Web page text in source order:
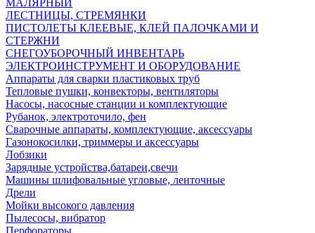
МАЛЯРНЫЙ
ЛЕСТНИЦЫ, СТРЕМЯНКИ
ПИСТОЛЕТЫ КЛЕЕВЫЕ, КЛЕЙ ПАЛОЧКАМИ И
СТЕРЖНИ
СНЕГОУБОРОЧНЫЙ ИНВЕНТАРЬ
ЭЛЕКТРОИНСТРУМЕНТ И ОБОРУДОВАНИЕ
Аппараты для сварки пластиковых труб
Тепловые пушки, конвекторы, вентиляторы
Насосы, насосные станции и комплектующие
Рубанок, электроточило, фен
Сварочные аппараты, комплектующие, аксессуары
Газонокосилки, триммеры и аксессуары
Лобзики
Зарядные устройства,батареи,свечи
Машины шлифовальные угловые, ленточные
Дрели
Мойки высокого давления
Пылесосы, вибратор
Перфораторы